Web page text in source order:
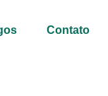
Contato